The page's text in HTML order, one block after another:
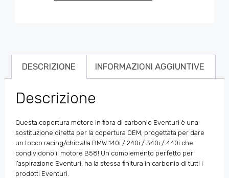
DESCRIZIONE INFORMAZIONI AGGIUNTIVE
Descrizione
Questa copertura motore in fibra di carbonio Eventuri è una
sostituzione diretta per la copertura OEM, progettata per dare
un tocco racing/chic alla BMW 140i / 240i / 340i / 440i che
condividono il motore B58! Un complemento perfetto per
l’aspirazione Eventuri, ha la stessa finitura in carbonio di tutti i
prodotti Eventuri.